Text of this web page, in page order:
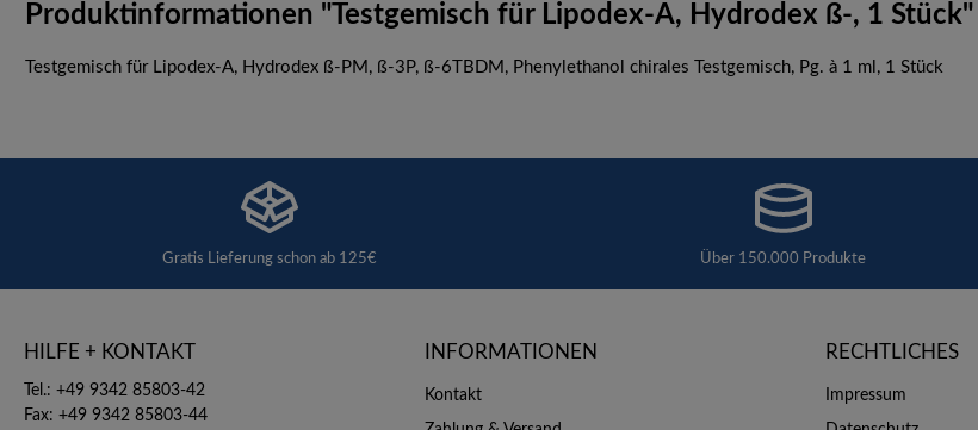
Produktinformationen "Testgemisch für Lipodex-A, Hydrodex ß-, 1 Stück"
Testgemisch für Lipodex-A, Hydrodex ß-PM, ß-3P, ß-6TBDM, Phenylethanol chirales Testgemisch, Pg. à 1 ml, 1 Stück
Gratis Lieferung schon ab 125€ Über 150.000 Produkte
HILFE + KONTAKT
Tel.: +49 9342 85803-42
Fax: +49 9342 85803-44
INFORMATIONEN
Kontakt
RECHTLICHES
Impressum